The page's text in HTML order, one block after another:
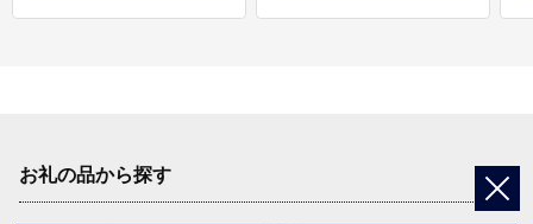
お礼の品から探す